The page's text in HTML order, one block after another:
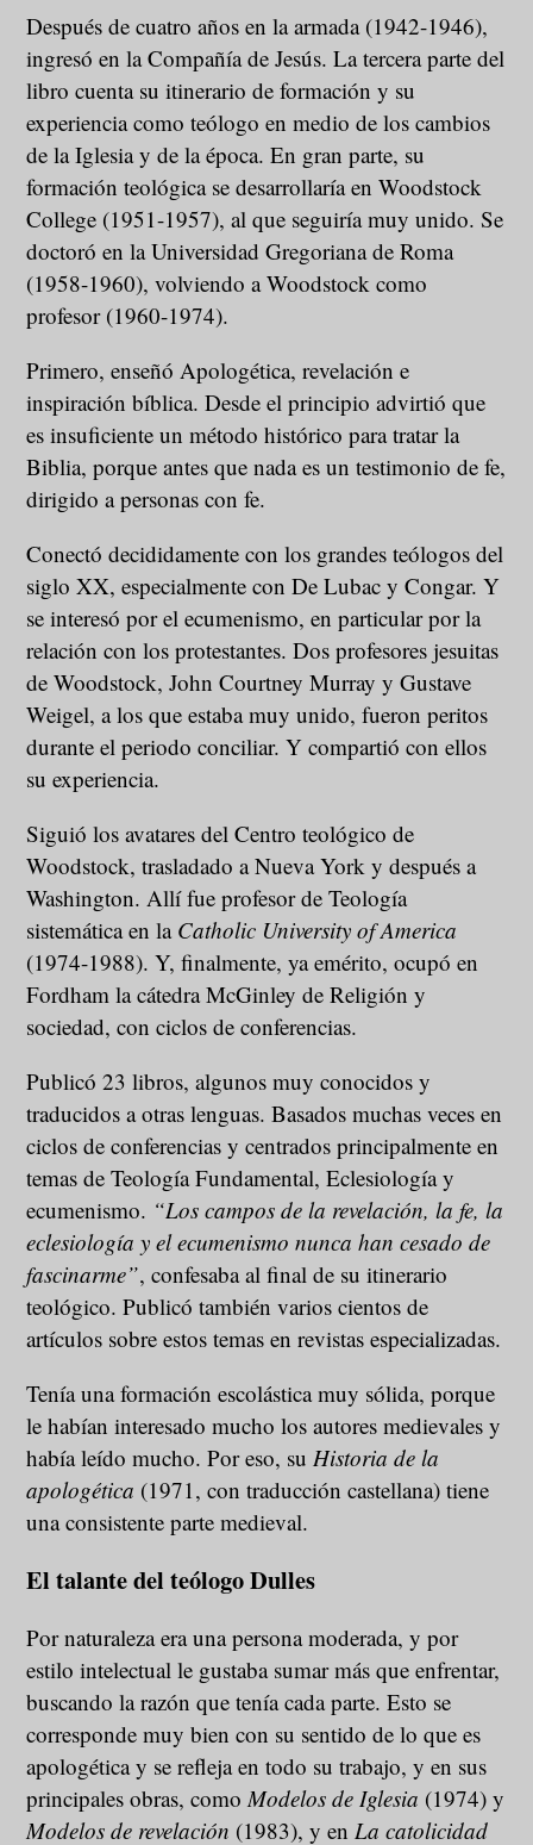
Después de cuatro años en la armada (1942-1946),
ingresó en la Compañía de Jesús. La tercera parte del
libro cuenta su itinerario de formación y su
experiencia como teólogo en medio de los cambios
de la Iglesia y de la época. En gran parte, su
formación teológica se desarrollaría en Woodstock
College (1951-1957), al que seguiría muy unido. Se
doctoró en la Universidad Gregoriana de Roma
(1958-1960), volviendo a Woodstock como
profesor (1960-1974).
Primero, enseñó Apologética, revelación e
inspiración bíblica. Desde el principio advirtió que
es insuficiente un método histórico para tratar la
Biblia, porque antes que nada es un testimonio de fe,
dirigido a personas con fe.
Conectó decididamente con los grandes teólogos del
siglo XX, especialmente con De Lubac y Congar. Y
se interesó por el ecumenismo, en particular por la
relación con los protestantes. Dos profesores jesuitas
de Woodstock, John Courtney Murray y Gustave
Weigel, a los que estaba muy unido, fueron peritos
durante el periodo conciliar. Y compartió con ellos
su experiencia.
Siguió los avatares del Centro teológico de
Woodstock, trasladado a Nueva York y después a
Washington. Allí fue profesor de Teología
sistemática en la Catholic University of America
(1974-1988). Y, finalmente, ya emérito, ocupó en
Fordham la cátedra McGinley de Religión y
sociedad, con ciclos de conferencias.
Publicó 23 libros, algunos muy conocidos y
traducidos a otras lenguas. Basados muchas veces en
ciclos de conferencias y centrados principalmente en
temas de Teología Fundamental, Eclesiología y
ecumenismo. “Los campos de la revelación, la fe, la
eclesiología y el ecumenismo nunca han cesado de
fascinarme”, confesaba al final de su itinerario
teológico. Publicó también varios cientos de
artículos sobre estos temas en revistas especializadas.
Tenía una formación escolástica muy sólida, porque
le habían interesado mucho los autores medievales y
había leído mucho. Por eso, suHistoria de la
apologética (1971, con traducción castellana) tiene
una consistente parte medieval.
El talante del teólogo Dulles
Por naturaleza era una persona moderada, y por
estilo intelectual le gustaba sumar más que enfrentar,
buscando la razón que tenía cada parte. Esto se
corresponde muy bien con su sentido de lo que es
apologética y se refleja en todo su trabajo, y en sus
principales obras, comoModelos de Iglesia (1974) y
Modelos de revelación (1983), y enLa catolicidad